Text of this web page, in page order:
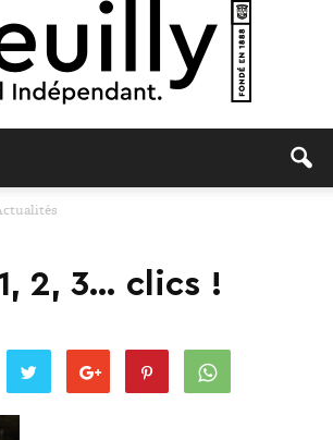
2, 3… clics !